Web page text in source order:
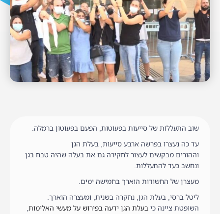
שוב התעללות של סייעות בפעוטות, הפעם בפעוטון ברמלה.
עד כה נעצרו בפרשה ארבע סייעות, בעלת הגן
וההורים מבקשים לעצור לחקירה גם את בעלה שהיה טבח בגן
ונחשב כעד להתעללות.
מעצרן של החשודות הוארך בחמישה ימים.
ליטל ברסי, בעלת הגן, נחקרה בשנית, ומעצרה הוארך.
השופטת ציינה כי בעלת הגן ידעה בפירוש על מעשי האלימות,